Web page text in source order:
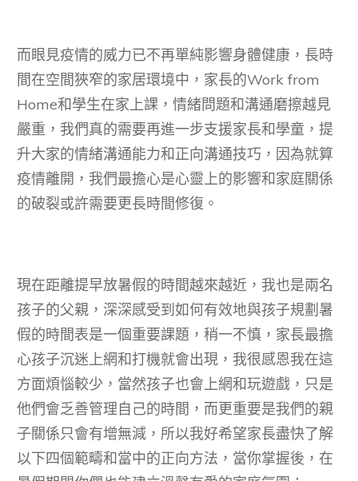
而眼見疫情的威力已不再單純影響身體健康，長時
間在空間狹窄的家居環境中，家長的Work from
Home和學生在家上課，情緒問題和溝通磨擦越見
嚴重，我們真的需要再進一步支援家長和學童，提
升大家的情緒溝通能力和正向溝通技巧，因為就算
疫情離開，我們最擔心是心靈上的影響和家庭關係
的破裂或許需要更長時間修復。
現在距離提早放暑假的時間越來越近，我也是兩名
孩子的父親，深深感受到如何有效地與孩子規劃暑
假的時間表是一個重要課題，稍一不慎，家長最擔
心孩子沉迷上網和打機就會出現，我很感恩我在這
方面煩惱較少，當然孩子也會上網和玩遊戲，只是
他們會乏善管理自己的時間，而更重要是我們的親
子關係只會有增無減，所以我好希望家長盡快了解
以下四個範疇和當中的正向方法，當你掌握後，在